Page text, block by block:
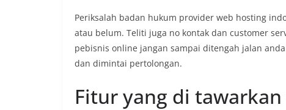
Periksalah badan hukum provider web hosting
atau belum. Teliti juga no kontak dan customer
pebisnis online jangan sampai ditengah jalan
dan dimintai pertolongan.
Fitur yang di